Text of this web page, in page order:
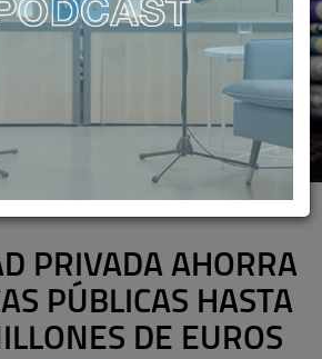
PRIVADA AHORRA
PÚBLICAS HASTA
DE EUROS